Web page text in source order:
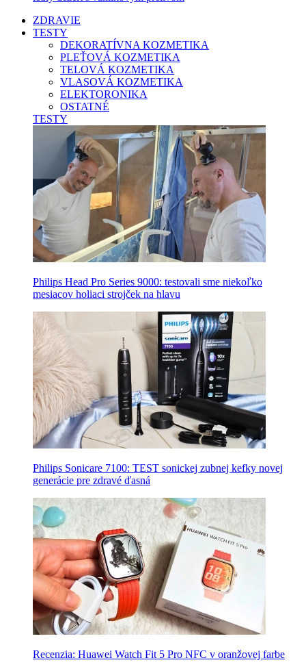
ZDRAVIE
TESTY
DEKORATÍVNA KOZMETIKA
PLEŤOVÁ KOZMETIKA
TELOVÁ KOZMETIKA
VLASOVÁ KOZMETIKA
ELEKTORONIKA
OSTATNÉ
TESTY
Philips Head Pro Series 9000: testovali sme niekoľko
mesiacov holiaci strojček na hlavu
Philips Sonicare 7100: TEST sonickej zubnej kefky novej
generácie pre zdravé ďasná
Recenzia: Huawei Watch Fit 5 Pro NFC v oranžovej farbe